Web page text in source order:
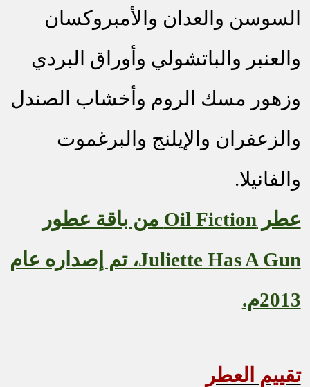
السوسن والعدان والأمبروكسان
والعنبر والباتشولي وأوراق البردي
وزهور مسك الروم وأخشاب الصندل
والزعفران والإيلنج والبرغموت
والفانيلا.
عطر Oil Fiction من باقة عطور
Juliette Has A Gun، تم إصداره عام
2013م.
تقييم العطر